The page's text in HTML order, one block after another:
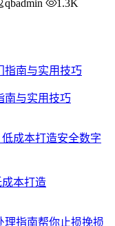
qbadmin
1.3K
南与实用技巧
成本打造